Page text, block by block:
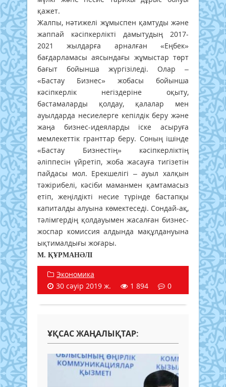
қажет.
Жалпы, нәтижелі жұмыспен қамтуды және
жаппай кәсіпкерлікті дамытудың 2017-
2021 жылдарға арналған «Еңбек»
бағдарламасы аясындағы жұмыстар төрт
бағыт бойынша жүргізіледі. Олар –
«Бастау Бизнес» жобасы бойынша
кәсіпкерлік негіздеріне оқыту,
бастамаларды қолдау, қалалар мен
ауылдарда несиелерге кепілдік беру және
жаңа бизнес-идеяларды іске асыруға
мемлекеттік гранттар беру. Соның ішінде
«Бастау Бизнестің» кәсіпкерліктің
әліппесін үйретіп, жоба жасауға тигізетін
пайдасы мол. Ерекшелігі – ауыл халқын
тәжірибелі, кәсіби маманмен қамтамасыз
етіп, жеңілдікті несие түрінде бастапқы
капиталды алуына көмектеседі. Сондай-ақ,
тәлімгердің қолдауымен жасалған бизнес-
жоспар комиссия алдында мақұлдануына
ықтималдығы жоғары.
М. ҚҰРМАНӘЛІ
Экономика
30 сәуір 2019 ж.
1 894 0
ҰҚСАС ЖАҢАЛЫҚТАР: